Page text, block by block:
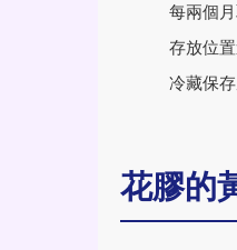
每兩個
存放位
冷藏保
花膠的